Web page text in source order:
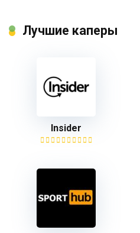
Лучшие каперы
Insider